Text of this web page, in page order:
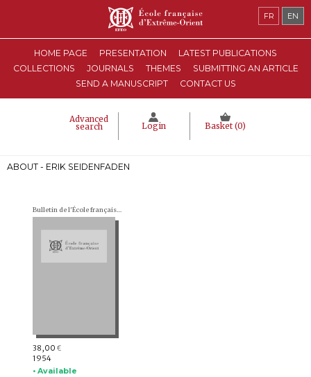
HOME PAGE PRESENTATION
LATEST PUBLICATIONS
COLLECTIONS
JOURNALS THEMES
SUBMITTING AN ARTICLE
SEND A MANUSCRIPT
CONTACT US
Advanced
search Login Basket (0)
FR EN
ABOUT - ERIK SEIDENFADEN
Bulletin de l'École française d'Extrême-Orient (BEFEO)
38,00 €
1954
• Available